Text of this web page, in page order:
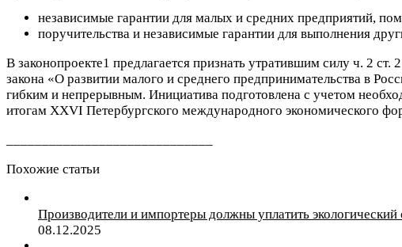
независимые гарантии для малых и средних предприятий,
поручительства и независимые гарантии для выполнения
В законопроекте1 предлагается признать утратившим силу ч. 2
закона «О развитии малого и среднего предпринимательства в
гибким и непрерывным. Инициатива подготовлена с учетом
итогам XXVI Петербургского международного экономического
Похожие статьи
Производители и импортеры должны уплатить
08.12.2025